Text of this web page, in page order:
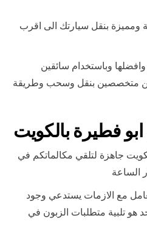
ومميزة بنقل سيارتك الى اقرب
وباستخدام سائقين
متخصصين بنقل وسحب وطريقة
فطيرة بالكويت
جاهزة لتلقي مكالماتكم في
الساعة
مع الازمات يستدعي وجود
تلبية متطلبات الزبون في